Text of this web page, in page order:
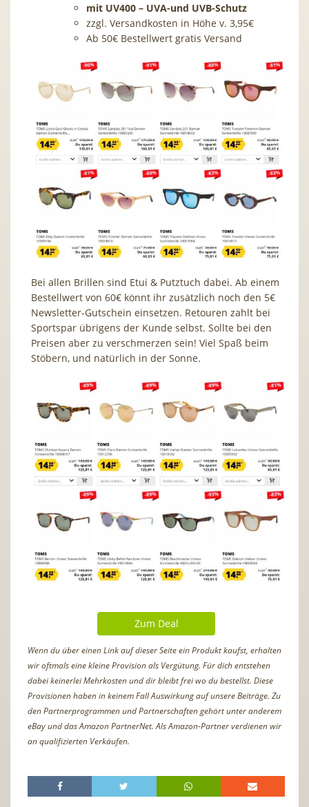
mit UV400 – UVA-und UVB-Schutz
zzgl. Versandkosten in Höhe v. 3,95€
Ab 50€ Bestellwert gratis Versand
Bei allen Brillen sind Etui & Putztuch dabei. Ab einem
Bestellwert von 60€ könnt ihr zusätzlich noch den 5€
Newsletter-Gutschein einsetzen. Retouren zahlt bei
Sportspar übrigens der Kunde selbst. Sollte bei den
Preisen aber zu verschmerzen sein! Viel Spaß beim
Stöbern, und natürlich in der Sonne.
Zum Deal
Wenn du über einen Link auf dieser Seite ein Produkt kaufst, erhalten
wir oftmals eine kleine Provision als Vergütung. Für dich entstehen
dabei keinerlei Mehrkosten und dir bleibt frei wo du bestellst. Diese
Provisionen haben in keinem Fall Auswirkung auf unsere Beiträge. Zu
den Partnerprogrammen und Partnerschaften gehört unter anderem
eBay und das Amazon PartnerNet. Als Amazon-Partner verdienen wir
an qualifizierten Verkäufen.